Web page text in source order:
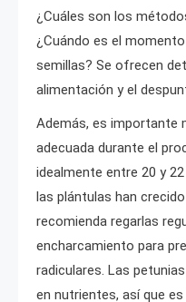
¿Cuáles son los
¿Cuándo es el
semillas? Se ofrecen
alimentación y el
Además, es importante
adecuada durante el
idealmente entre 20 y
las plántulas han
recomienda regarlas
encharcamiento para
radiculares. Las
en nutrientes, así que